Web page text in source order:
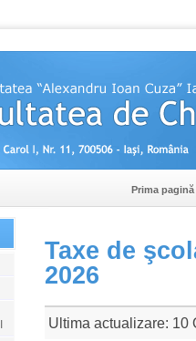
Prima pagină
Taxe de
2026
Ultima actualizare: 10